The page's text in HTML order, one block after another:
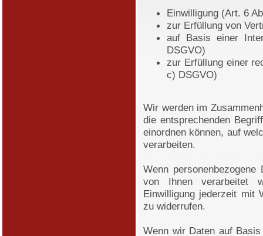
Einwilligung (Art. 6
zur Erfüllung von
auf Basis einer
DSGVO)
zur Erfüllung einer
c) DSGVO)
Wir werden im
die entsprechenden
einordnen können, auf
verarbeiten.
Wenn
von Ihnen verarbeitet
Einwilligung jederzeit mit
zu widerrufen.
Wenn wir Daten auf